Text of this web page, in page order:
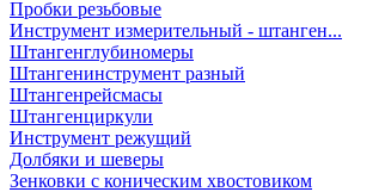
Пробки резьбовые
Инструмент измерительный - штанген...
Штангенглубиномеры
Штангенинструмент разный
Штангенрейсмасы
Штангенциркули
Инструмент режущий
Долбяки и шеверы
Зенковки с коническим хвостовиком